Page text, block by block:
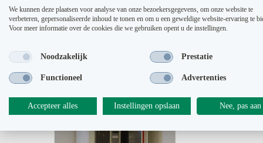
Brand- en stralingsveiling
We kunnen deze plaatsen voor analyse van onze bezoekersgegevens, om onze website te
verbeteren, gepersonaliseerde inhoud te tonen en om u een geweldige website-ervaring te
Voor meer informatie over de cookies die we gebruiken opent u de instellingen.
Noodzakelijk Prestatie
Functioneel Advertenties
Accepteer alles Instellingen opslaan Nee, pas aan